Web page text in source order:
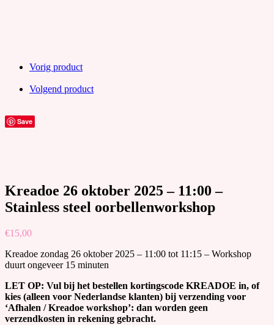
Vorig product
Volgend product
Save
Kreadoe 26 oktober 2025 – 11:00 –
Stainless steel oorbellenworkshop
€15,00
Kreadoe zondag 26 oktober 2025 – 11:00 tot 11:15 – Workshop
duurt ongeveer 15 minuten
LET OP: Vul bij het bestellen kortingscode KREADOE in, of
kies (alleen voor Nederlandse klanten) bij verzending voor
‘Afhalen / Kreadoe workshop’: dan worden geen
verzendkosten in rekening gebracht.